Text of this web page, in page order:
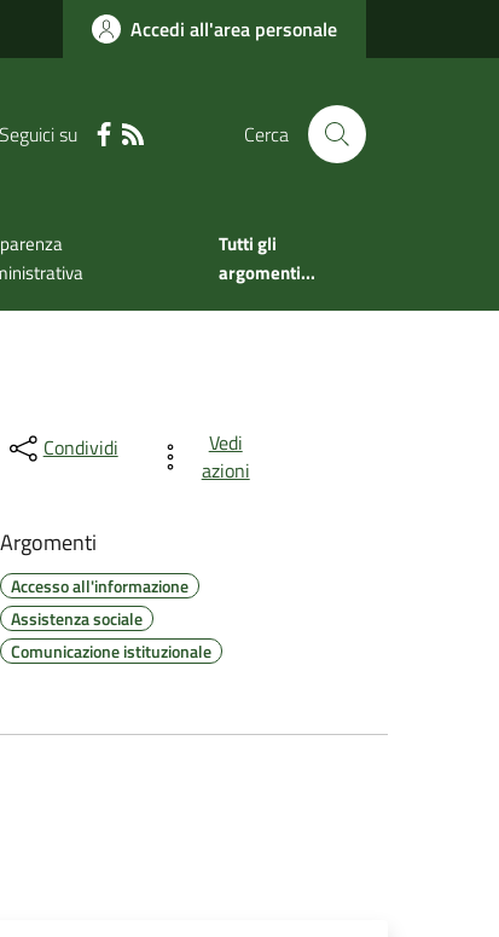
Accedi all'area personale
Seguici su Cerca
Tutti gli
argomenti...
Condividi
Vedi
azioni
Argomenti
Accesso all'informazione
Assistenza sociale
Comunicazione istituzionale